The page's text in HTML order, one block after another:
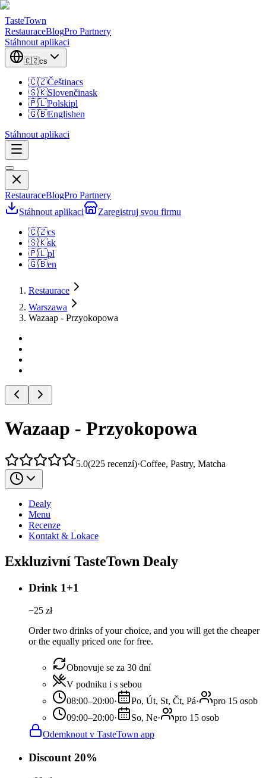
TasteTown
RestauraceBlogPro Partnery
Stáhnout aplikaci
🇨🇿cs
🇨🇿Češtinacs
🇸🇰Slovenčinask
🇵🇱Polskipl
🇬🇧Englishen
Stáhnout aplikaci
RestauraceBlogPro Partnery
Stáhnout aplikaci
Zaregistruj svou firmu
🇨🇿cs
🇸🇰sk
🇵🇱pl
🇬🇧en
Restaurace
Warszawa
Wazaap - Przyokopowa
Wazaap - Przyokopowa
5.0(225 recenzí)·Coffee, Pastry, Matcha
Dealy
Menu
Recenze
Kontakt & Lokace
Exkluzivní TasteTown Dealy
Drink 1+1
−25 zł
Order two drinks of your choice, and you will get the cheaper
or the equally priced one for free.
Obnovuje se za 30 dní
V podniku i s sebou
08:00–20:00· Po, Út, St, Čt, Pá·
pro 15 osob
09:00–20:00· So, Ne·
pro 15 osob
Odemknout v TasteTown app
Discount 20%